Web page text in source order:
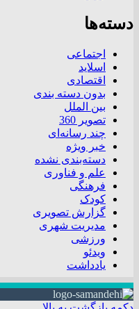
دسته‌ها
اجتماعی
اسلاید
اقتصادی
بدون دسته بندی
بین الملل
تصویر 360
چند رسانه‌ای
خبر ویژه
دسته‌بندی نشده
علم و فناوری
فرهنگی
کودک
گزارش تصویری
مدیریت شهری
ورزشی
ویدئو
یادداشت